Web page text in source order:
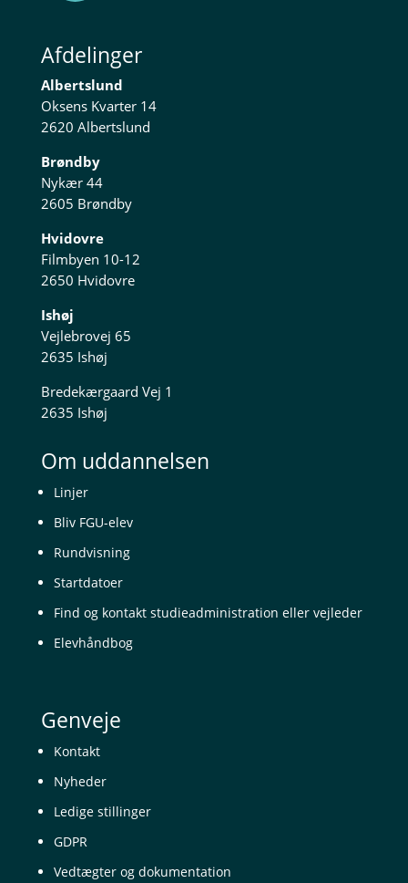
Afdelinger
Albertslund
Oksens Kvarter 14
2620 Albertslund
Brøndby
Nykær 44
2605 Brøndby
Hvidovre
Filmbyen 10-12
2650 Hvidovre
Ishøj
Vejlebrovej 65
2635 Ishøj
Bredekærgaard Vej 1
2635 Ishøj
Om uddannelsen
Linjer
Bliv FGU-elev
Rundvisning
Startdatoer
Find og kontakt studieadministration eller vejleder
Elevhåndbog
Genveje
Kontakt
Nyheder
Ledige stillinger
GDPR
Vedtægter og dokumentation